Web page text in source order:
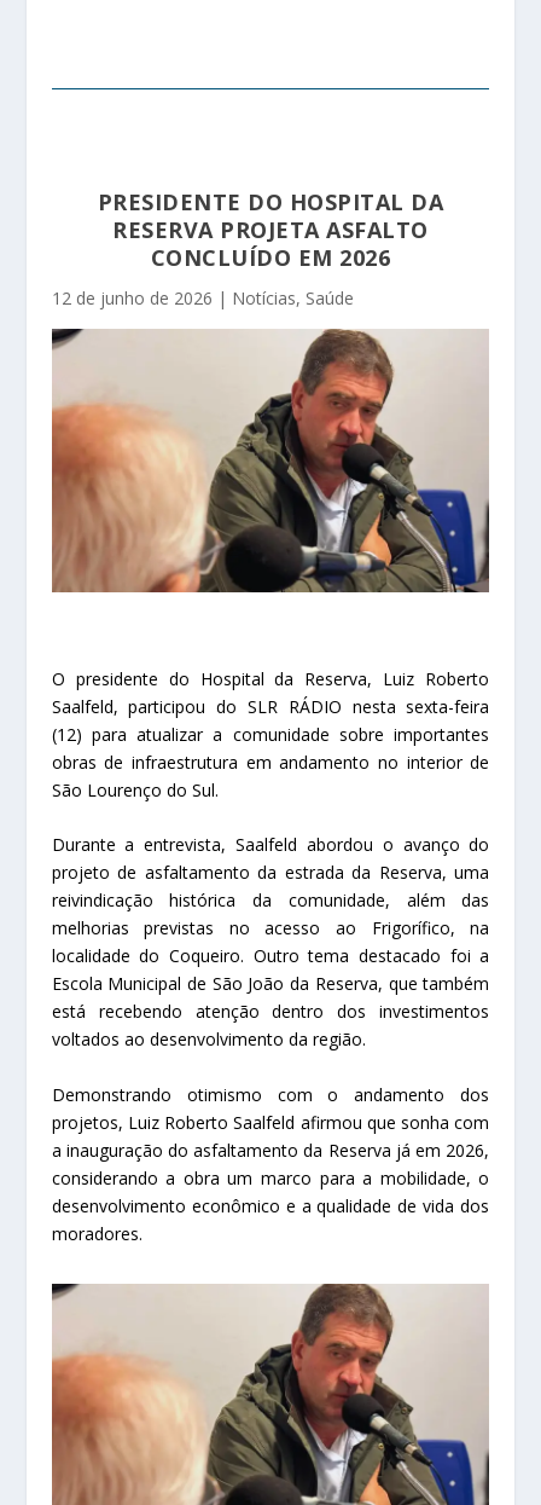
PRESIDENTE DO HOSPITAL DA
RESERVA PROJETA ASFALTO
CONCLUÍDO EM 2026
12 de junho de 2026 | Notícias, Saúde
O presidente do Hospital da Reserva, Luiz Roberto
Saalfeld, participou do SLR RÁDIO nesta sexta-feira
(12) para atualizar a comunidade sobre importantes
obras de infraestrutura em andamento no interior de
São Lourenço do Sul.
Durante a entrevista, Saalfeld abordou o avanço do
projeto de asfaltamento da estrada da Reserva, uma
reivindicação histórica da comunidade, além das
melhorias previstas no acesso ao Frigorífico, na
localidade do Coqueiro. Outro tema destacado foi a
Escola Municipal de São João da Reserva, que também
está recebendo atenção dentro dos investimentos
voltados ao desenvolvimento da região.
Demonstrando otimismo com o andamento dos
projetos, Luiz Roberto Saalfeld afirmou que sonha com
a inauguração do asfaltamento da Reserva já em 2026,
considerando a obra um marco para a mobilidade, o
desenvolvimento econômico e a qualidade de vida dos
moradores.